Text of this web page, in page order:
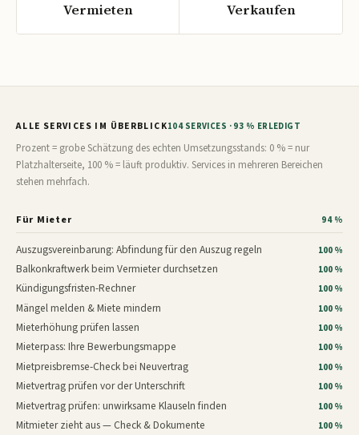
Vermieten Verkaufen
ALLE SERVICES IM ÜBERBLICK104 SERVICES · 93 % ERLEDIGT
Prozent = grobe Schätzung des echten Umsetzungsstands: 0 % = nur
Platzhalterseite, 100 % = läuft produktiv. Services in mehreren Bereichen
stehen mehrfach.
Für Mieter 94 %
Auszugsvereinbarung: Abfindung für den Auszug regeln 100 %
Balkonkraftwerk beim Vermieter durchsetzen 100 %
Kündigungsfristen-Rechner 100 %
Mängel melden & Miete mindern 100 %
Mieterhöhung prüfen lassen 100 %
Mieterpass: Ihre Bewerbungsmappe 100 %
Mietpreisbremse-Check bei Neuvertrag 100 %
Mietvertrag prüfen vor der Unterschrift 100 %
Mietvertrag prüfen: unwirksame Klauseln finden 100 %
Mitmieter zieht aus — Check & Dokumente 100 %